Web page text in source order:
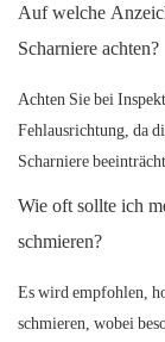
Auf welche
Scharniere achten?
Achten Sie bei
Fehlausrichtung, da
Scharniere
Wie oft sollte ich
schmieren?
Es wird empfohlen,
schmieren, wobei